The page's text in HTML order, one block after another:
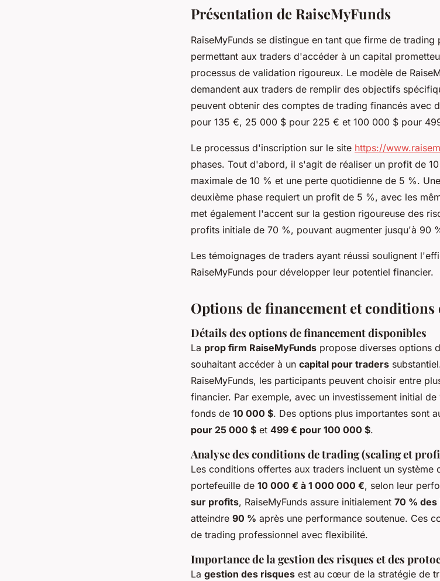
Présentation de RaiseMyFunds
RaiseMyFunds se distingue en tant que firme de
permettant aux traders d'accéder à un capital
processus de validation rigoureux. Le modèle de
demandent aux traders de remplir des objectifs
peuvent obtenir des comptes de trading financés avec
pour 135 €, 25 000 $ pour 225 € et 100 000 $ pour
Le processus d'inscription sur le site https://
phases. Tout d'abord, il s'agit de réaliser un profit de
maximale de 10 % et une perte quotidienne de 5 %.
deuxième phase requiert un profit de 5 %, avec les
met également l'accent sur la gestion rigoureuse des
profits initiale de 70 %, pouvant augmenter jusqu'à 90
Les témoignages de traders ayant réussi soulignent
RaiseMyFunds pour développer leur potentiel financier.
Options de financement et conditions
Détails des options de financement disponibles
La prop firm RaiseMyFunds propose diverses options
souhaitant accéder à un capital pour traders
RaiseMyFunds, les participants peuvent choisir entre
financier. Par exemple, avec un investissement initial de
fonds de 10 000 $. Des options plus importantes sont
pour 25 000 $ et 499 € pour 100 000 $.
Analyse des conditions de trading (scaling et
Les conditions offertes aux traders incluent un système
portefeuille de 10 000 € à 1 000 000 €, selon leur
sur profits, RaiseMyFunds assure initialement 70 %
atteindre 90 % après une performance soutenue. Ces
de trading professionnel avec flexibilité.
Importance de la gestion des risques et des
La gestion des risques est au cœur de la stratégie de